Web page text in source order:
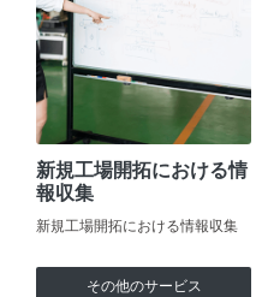
新規工場開拓における情
報収集
新規工場開拓における情報収集
その他のサービス